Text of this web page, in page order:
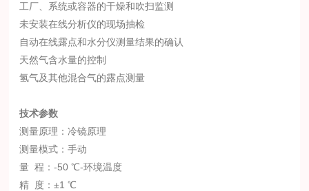
工厂、系统或容器的干燥和吹扫监测
未安装在线分析仪的现场抽检
自动在线露点和水分仪测量结果的确认
天然气含水量的控制
氢气及其他混合气的露点测量
技术参数
测量原理：冷镜原理
测量模式：手动
量 程：-50℃-环境温度
精
度：±1℃